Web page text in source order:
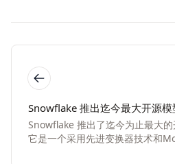
Snowflake 推出迄今最大开源模
Snowflake 推出了迄今为止最大
它是一个采用先进变换器技术和